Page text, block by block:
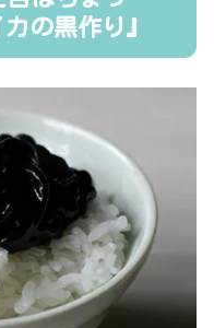
の黒作り』